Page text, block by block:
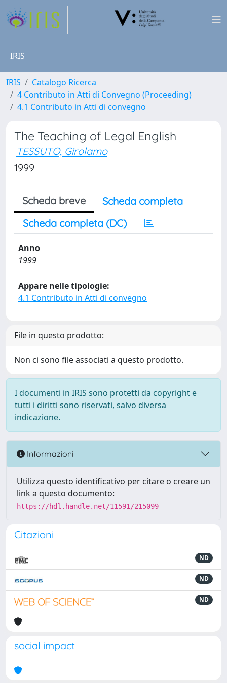
IRIS
IRIS
Catalogo Ricerca
4 Contributo in Atti di Convegno (Proceeding)
4.1 Contributo in Atti di convegno
The Teaching of Legal English
TESSUTO, Girolamo
1999
Scheda breve
Scheda completa
Scheda completa (DC)
Anno
1999
Appare nelle tipologie:
4.1 Contributo in Atti di convegno
File in questo prodotto:
Non ci sono file associati a questo prodotto.
I documenti in IRIS sono protetti da copyright e
tutti i diritti sono riservati, salvo diversa
indicazione.
Informazioni
Utilizza questo identificativo per citare o creare un
link a questo documento:
https://hdl.handle.net/11591/215099
Citazioni
ND
ND
ND
social impact